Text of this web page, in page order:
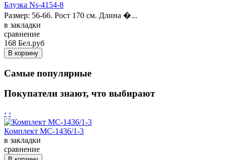
Блузка Ns-4154-8
Размер: 56-66. Рост 170 см. Длина �...
в закладки
сравнение
168 Бел.руб
Самые популярные
Покупатели знают, что выбирают
‹ ›
Комплект MC-1436/1-3
в закладки
сравнение